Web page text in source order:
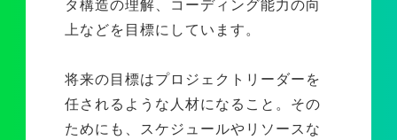
タ構造の理解、コーディング能力の向
上などを目標にしています。
将来の目標はプロジェクトリーダーを
任されるような人材になること。その
ためにも、スケジュールやリソースな